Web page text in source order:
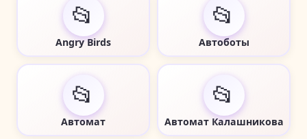
📂
Angry Birds
📂
Автоботы
📂
Автомат
📂
Автомат Калашникова